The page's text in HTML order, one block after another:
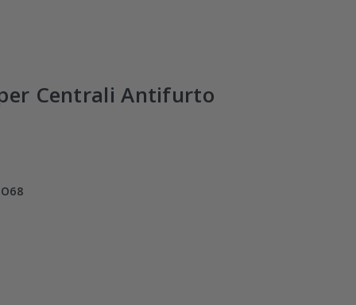
Centrali Antifurto